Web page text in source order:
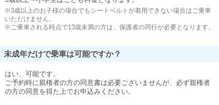
※3歳以上のお子様の場合でもシートベルトが着用できない場合はご乗車
いただけません。
※ご乗車される時点で13歳未満の方は、保護者の同行が必要となります。
未成年だけで乗車は可能ですか？
はい、可能です。
ご予約時に親権者の方の同意書は必要ございませんが、必ず親権者
の方の同意を得た上でお申込みください。